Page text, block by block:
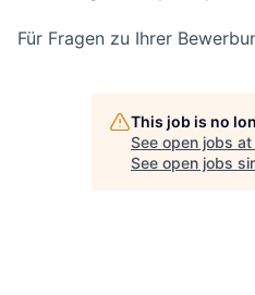
Für Fragen zu Ihrer
This job is no
See open jobs at
See open jobs